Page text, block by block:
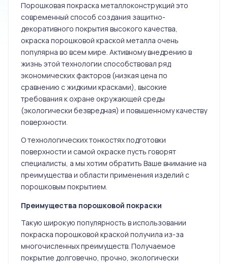
Порошковая покраска металлоконструкций это
современный способ создания защитно-
декоративного покрытия высокого качества,
окраска порошковой краской металла очень
популярна во всем мире. Активному внедрению в
жизнь этой технологии способствовал ряд
экономических факторов (низкая цена по
сравнению с жидкими красками), высокие
требования к охране окружающей среды
(экологически безвредная) и повышенному качеству
поверхности.
О технологических тонкостях подготовки
поверхности и самой окраске пусть говорят
специалисты, а мы хотим обратить Ваше внимание на
преимущества и области применения изделий с
порошковым покрытием.
Преимущества порошковой покраски
Такую широкую популярность в использовании
покраска порошковой краской получила из-за
многочисленных преимуществ. Получаемое
покрытие долговечно, прочно, экологически